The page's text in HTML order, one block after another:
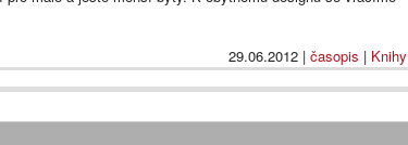
29.06.2012| časopis | Knihy